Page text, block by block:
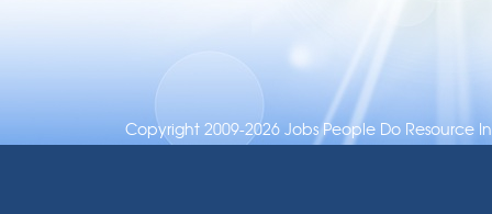
Copyright 2009-2026 Jobs People Do Resource